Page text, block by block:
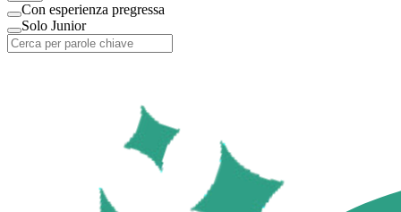
Con esperienza pregressa
Solo Junior